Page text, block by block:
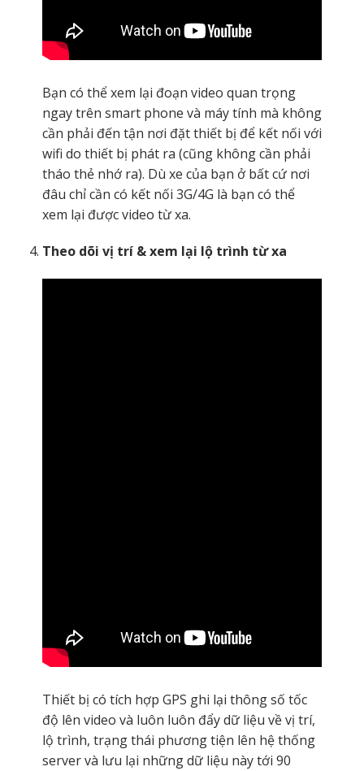
Bạn có thể xem lại đoạn video quan trọng
ngay trên smart phone và máy tính mà không
cần phải đến tận nơi đặt thiết bị để kết nối với
wifi do thiết bị phát ra (cũng không cần phải
tháo thẻ nhớ ra). Dù xe của bạn ở bất cứ nơi
đâu chỉ cần có kết nối 3G/4G là bạn có thể
xem lại được video từ xa.
Theo dõi vị trí & xem lại lộ trình từ xa
Thiết bị có tích hợp GPS ghi lại thông số tốc
độ lên video và luôn luôn đẩy dữ liệu về vị trí,
lộ trình, trạng thái phương tiện lên hệ thống
server và lưu lại những dữ liệu này tới 90